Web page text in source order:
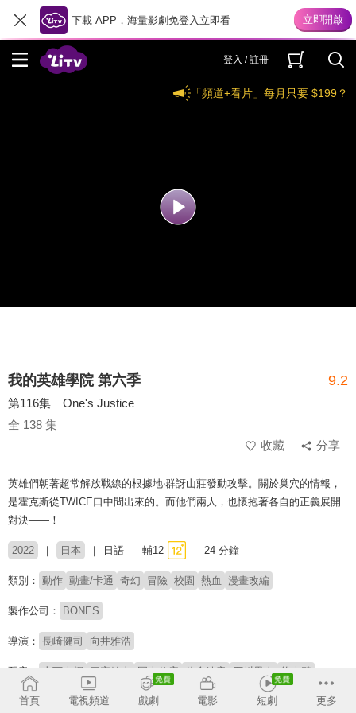
下載 APP，海量影劇免登入立即看
登入 / 註冊
「頻道+看片」每月只要 $199？
我的英雄學院 第六季 9.2
第116集 One's Justice
全 138 集
收藏
分享
英雄們朝著超常解放戰線的根據地‧群訝山莊發動攻擊。關於巢穴的情報，
是霍克斯從TWICE口中問出來的。而他們兩人，也懷抱著各自的正義展開
對決——！
2022 日本 日語 輔12 24 分鐘
類別： 動作 動畫/卡通 奇幻 冒險 校園 熱血 漫畫改編
製作公司： BONES
導演： 長崎健司 向井雅浩
配音： 山下大輝 三宅健太 岡本信彦 佐倉綾音 石川界人 悠木碧
井上麻里奈 細谷佳正 増田俊樹 畠中祐 梶裕貴
桑野晃輔 真堂圭 喜多村英梨 西田雅一 三好晃祐 古島清孝
首頁 電視頻道 戲劇 電影 短劇 更多